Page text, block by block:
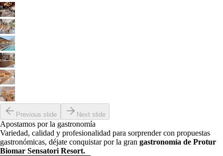
Previous slide Next slide
Apostamos por la gastronomía
Variedad, calidad y profesionalidad para sorprender con propuestas
gastronómicas, déjate conquistar por la gran gastronomía de Protur
Biomar Sensatori Resort.